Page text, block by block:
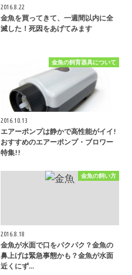
2016.8.22
金魚を買ってきて、一週間以内に全
滅した！死因をあげてみます
金魚の飼育器具について
2016.10.13
エアーポンプは静かで高性能がイイ!
おすすめのエアーポンプ・ブロワー
特集!!
金魚の飼い方
2016.8.18
金魚が水面で口をパクパク？金魚の
鼻上げは緊急事態かも？金魚が水面
近くにず…